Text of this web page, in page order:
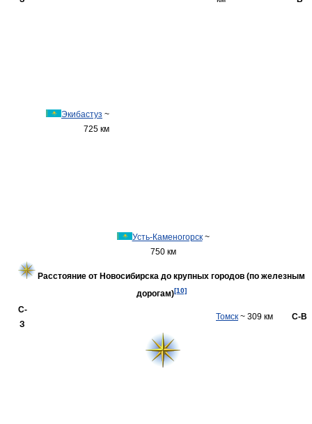
Экибастуз ~
725 км
Усть-Каменогорск~
750 км
Расстояние от Новосибирска до крупных городов (по железным
дорогам)[10]
С-
З
Томск ~ 309 км С-В